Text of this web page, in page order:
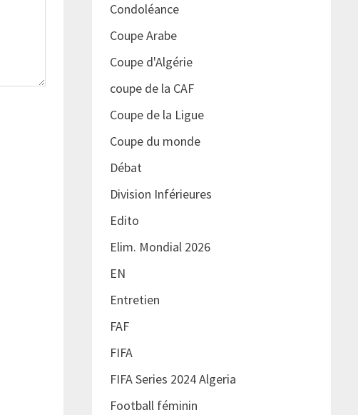
Condoléance
Coupe Arabe
Coupe d'Algérie
coupe de la CAF
Coupe de la Ligue
Coupe du monde
Débat
Division Inférieures
Edito
Elim. Mondial 2026
EN
Entretien
FAF
FIFA
FIFA Series 2024 Algeria
Football féminin